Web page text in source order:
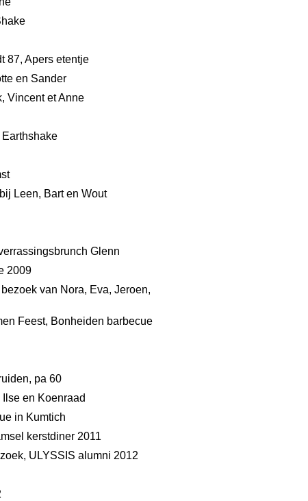
87, Apers etentje
en Sander
Vincent et Anne
Leen, Bart en Wout
Glenn
2009
van Nora, Eva, Jeroen,
Feest, Bonheiden barbecue
pa 60
en Koenraad
in Kumtich
kerstdiner 2011
ULYSSIS alumni 2012